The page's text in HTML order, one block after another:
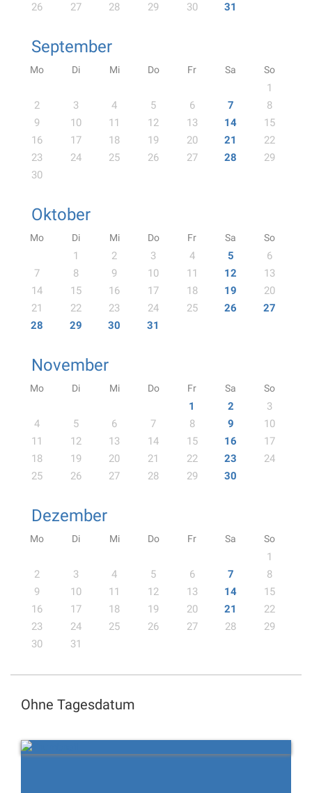
26
27 28 29 30 31
September
Mo Di Mi Do Fr Sa So
1
2
3 4 5 6 7
8
9
10 11 12 13 14
15
16
17 18 19 20 21
22
23
24 25 26 27 28
29
30
Oktober
Mo Di Mi Do Fr Sa So
1 2 3 4 5
6
7
8 9 10 11 12
13
14
15 16 17 18 19
20
21
22 23 24 25 26
27
28
29 30 31
November
Mo Di Mi Do Fr Sa So
1 2
3
4
5 6 7 8 9
10
11
12 13 14 15 16
17
18
19 20 21 22 23
24
25
26 27 28 29 30
Dezember
Mo Di Mi Do Fr Sa So
1
2
3 4 5 6 7
8
9
10 11 12 13 14
15
16
17 18 19 20 21
22
23
24 25 26 27 28
29
30
31
Ohne Tagesdatum